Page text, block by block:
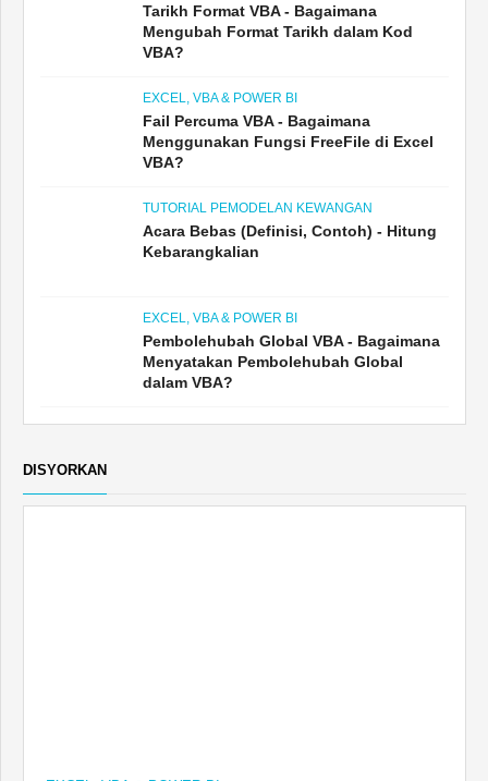
Tarikh Format VBA - Bagaimana
Mengubah Format Tarikh dalam Kod
VBA?
EXCEL, VBA & POWER BI
Fail Percuma VBA - Bagaimana
Menggunakan Fungsi FreeFile di Excel
VBA?
TUTORIAL PEMODELAN KEWANGAN
Acara Bebas (Definisi, Contoh) - Hitung
Kebarangkalian
EXCEL, VBA & POWER BI
Pembolehubah Global VBA - Bagaimana
Menyatakan Pembolehubah Global
dalam VBA?
DISYORKAN